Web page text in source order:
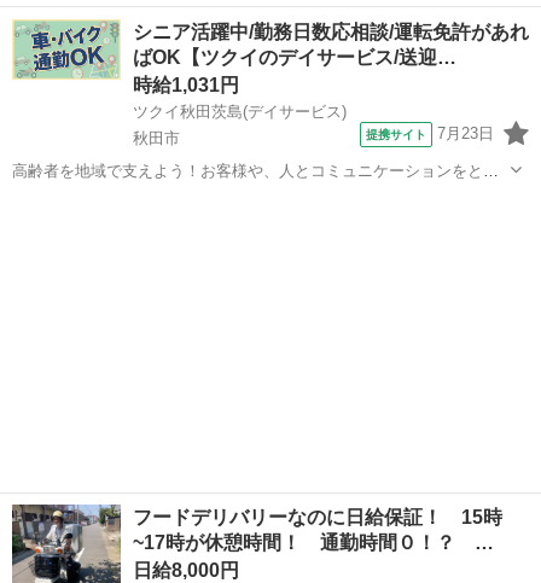
ございます⚠️ 【勤務地】 秋田県秋田市 -------------------- 【報酬】 日給
15,000〜17,500円 ※稼働日数や担当コ...
秋田 秋田市 物流 貨物
シニア活躍中/勤務日数応相談/運転免許があれ
ばOK【ツクイのデイサービス/送迎…
時給1,031円
ツクイ秋田茨島(デイサービス)
秋田市
提携サイト 7月23日
高齢者を地域で支えよう！お客様や、人とコミュニケーションをとる
フードデリバリーなのに日給保証！ 15時
~17時が休憩時間！ 通勤時間０！？ …
日給8,000円